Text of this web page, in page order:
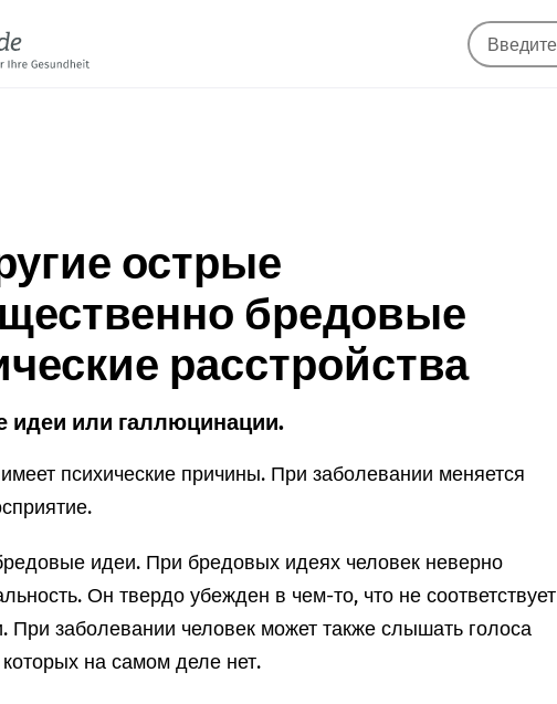
острые
бредовые
расстройства
идеи или галлюцинации.
психические причины. При заболевании меняется
идеи. При бредовых идеях человек неверно
Он твердо убежден в чем-то, что не соответствует
При заболевании человек может также слышать голоса
на самом деле нет.